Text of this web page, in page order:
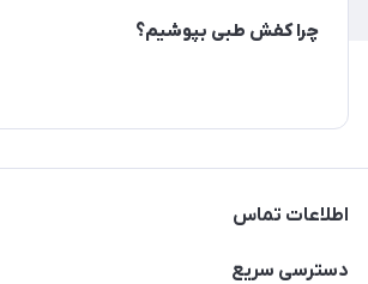
چرا کفش طبی بپوشیم؟
اطلاعات تماس
077-33554913-09056762436
دسترسی سریع